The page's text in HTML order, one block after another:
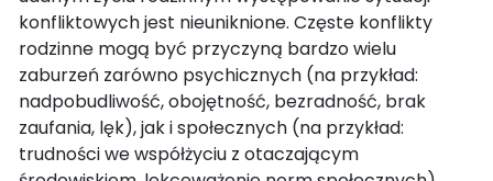
konfliktowych jest nieuniknione. Częste konflikty
rodzinne mogą być przyczyną bardzo wielu
zaburzeń zarówno psychicznych (na przykład:
nadpobudliwość, obojętność, bezradność, brak
zaufania, lęk), jak i społecznych (na przykład:
trudności we współżyciu z otaczającym